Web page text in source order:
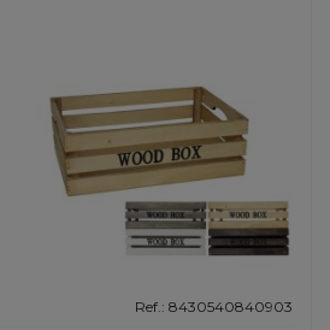
Ref.: 8430540840903